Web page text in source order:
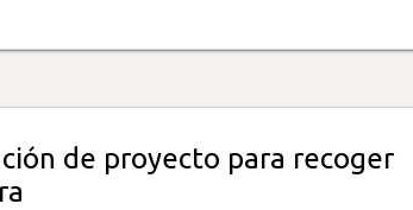
de proyecto para recoger